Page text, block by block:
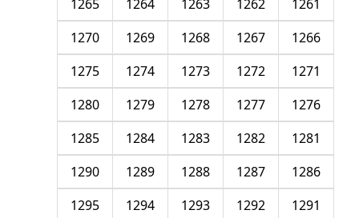
1261
1262
1263
1264
1265
1266
1267
1268
1269
1270
1271
1272
1273
1274
1275
1276
1277
1278
1279
1280
1281
1282
1283
1284
1285
1286
1287
1288
1289
1290
1291
1292
1293
1294
1295